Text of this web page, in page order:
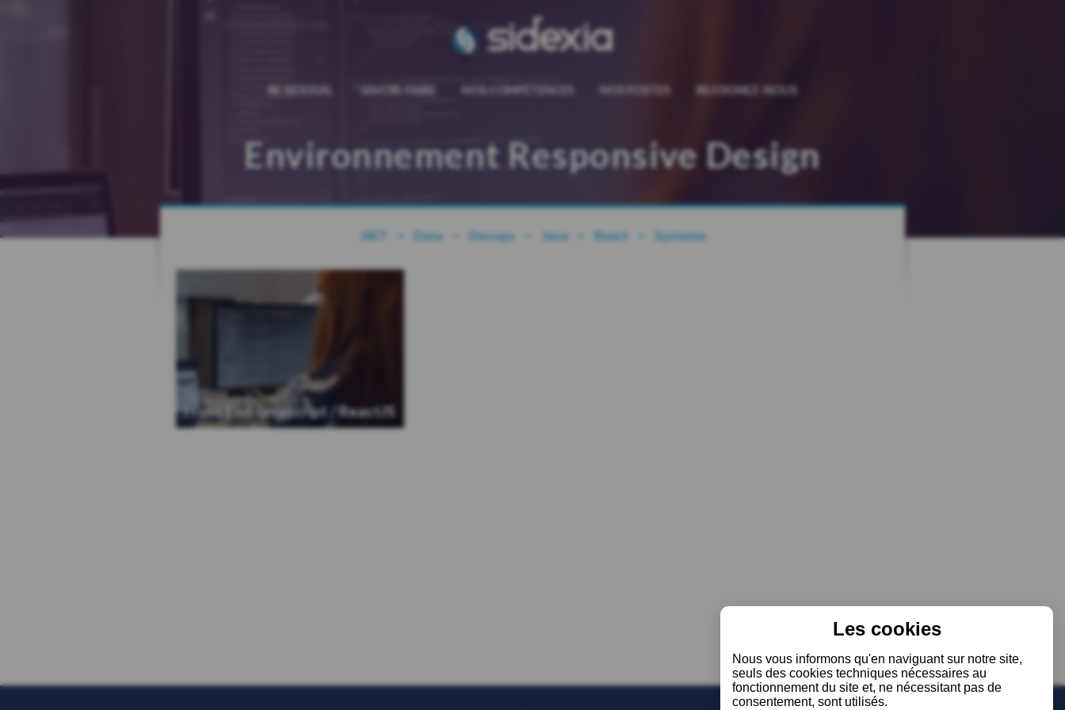
sidexia
BE SIDEXIAL SAVOIR-FAIRE NOS COMPÉTENCES NOS POSTES REJOIGNEZ-NOUS
Environnement Responsive Design
.NET Data Devops Java React Systeme
React
Front End Javascript / ReactJS
Les cookies
Nous vous informons qu'en naviguant sur notre site,
seuls des cookies techniques nécessaires au
fonctionnement du site et, ne nécessitant pas de
consentement, sont utilisés.